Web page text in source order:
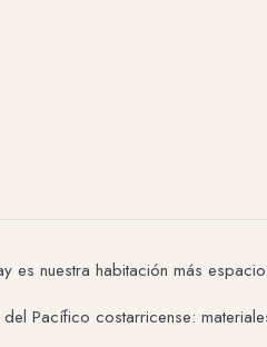
es nuestra habitación más
Pacífico costarricense: